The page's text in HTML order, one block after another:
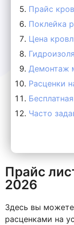
Прайс
Поклейка
Цена
Демонтаж
Расценки
Часто
Прайс
2026
Здесь вы
расценками на